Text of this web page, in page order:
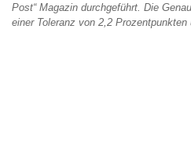
Post“ Magazin durchgeführt. Die
einer Toleranz von 2,2